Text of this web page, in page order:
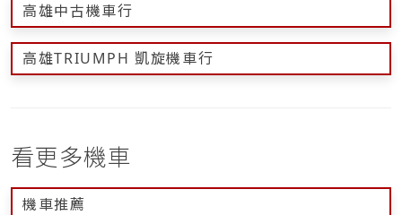
高雄中古機車行
高雄TRIUMPH 凱旋機車行
看更多機車
機車推薦